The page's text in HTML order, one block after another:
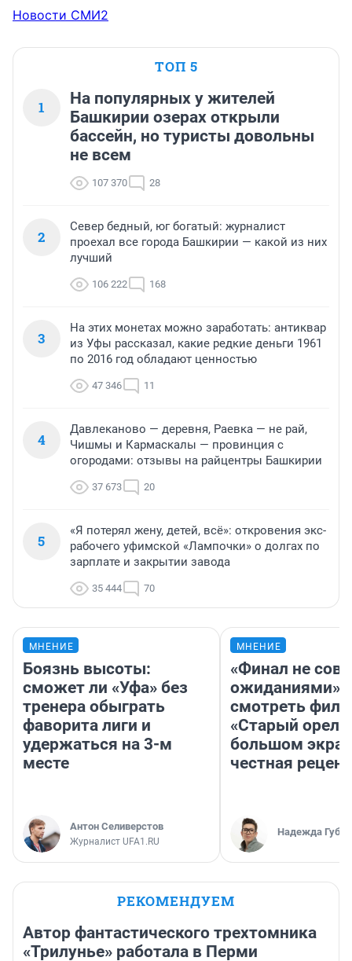
Новости СМИ2
ТОП 5
1
На популярных у жителей
Башкирии озерах открыли
бассейн, но туристы довольны
не всем
107 370 28
2
Север бедный, юг богатый: журналист
проехал все города Башкирии — какой из них
лучший
106 222 168
3
На этих монетах можно заработать: антиквар
из Уфы рассказал, какие редкие деньги 1961
по 2016 год обладают ценностью
47 346 11
4
Давлеканово — деревня, Раевка — не рай,
Чишмы и Кармаскалы — провинция с
огородами: отзывы на райцентры Башкирии
37 673 20
5
«Я потерял жену, детей, всё»: откровения экс-
рабочего уфимской «Лампочки» о долгах по
зарплате и закрытии завода
35 444 70
МНЕНИЕ
Боязнь высоты:
сможет ли «Уфа» без
тренера обыграть
фаворита лиги и
удержаться на 3-м
месте
Антон Селиверстов
Журналист UFA1.RU
МНЕНИЕ
«Финал не
ожиданиями»:
смотреть
«Старый орел»
большом
честная
Надежда
РЕКОМЕНДУЕМ
Автор фантастического трехтомника
«Трилунье» работала в Перми